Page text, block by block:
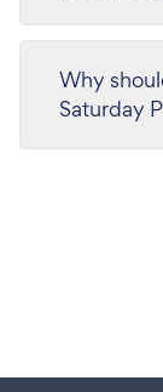
Why
Saturday